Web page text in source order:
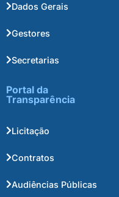
Dados Gerais
Gestores
Secretarias
Portal da
Transparência
Licitação
Contratos
Audiências Públicas